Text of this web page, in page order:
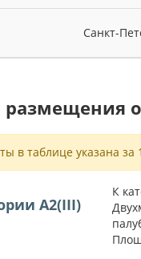
Санкт-
в таблице указана за
А2(III)
К